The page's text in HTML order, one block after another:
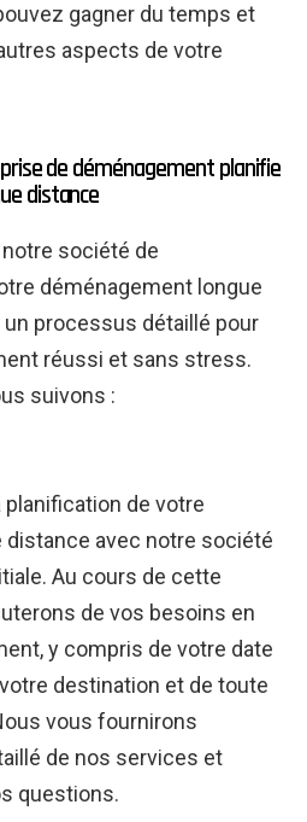
gagner du temps et
aspects de votre
de déménagement planifie
distance
société de
déménagement longue
processus détaillé pour
réussi et sans stress.
suivons :
planification de votre
avec notre société
Au cours de cette
de vos besoins en
y compris de votre date
destination et de toute
vous fournirons
de nos services et
questions.